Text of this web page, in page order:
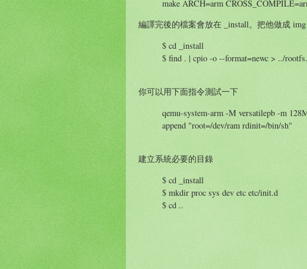
make ARCH=arm
編譯完後的檔案會放在 _install。把他做成 img
$ cd _install
$ find . | cpio -o --format=newc > ../
你可以用下面指令測試一下
qemu-system-arm -M versatilepb -m
append "root=/dev/ram rdinit=/bin/sh"
建立系統必要的目錄
$ cd _install
$ mkdir proc sys dev etc etc/init.d
$ cd ..